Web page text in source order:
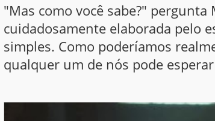
"Mas como você sabe?"
cuidadosamente elaborada pelo
simples. Como poderíamos
qualquer um de nós pode